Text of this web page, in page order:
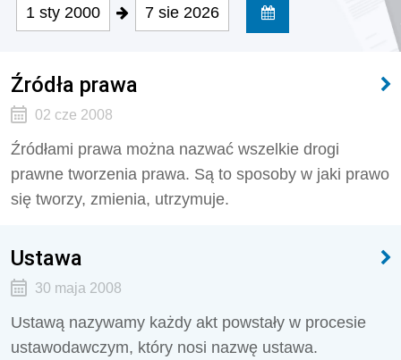
1 sty 2000 7 sie 2026
Źródła prawa
02 cze 2008
Źródłami prawa można nazwać wszelkie drogi
prawne tworzenia prawa. Są to sposoby w jaki prawo
się tworzy, zmienia, utrzymuje.
Ustawa
30 maja 2008
Ustawą nazywamy każdy akt powstały w procesie
ustawodawczym, który nosi nazwę ustawa.